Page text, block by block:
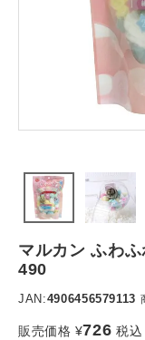
マルカン ふわ
490
JAN:4906456579113
販売価格 ¥726 税込